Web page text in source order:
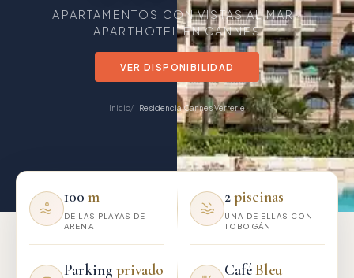
APARTAMENTOS CON VISTAS AL MAR ·
APARTHOTEL EN CANNES
VER DISPONIBILIDAD
Inicio Residencia Cannes Verrerie
100 m
DE LAS PLAYAS DE
ARENA
2piscinas
UNA DE ELLAS CON
TOBOGÁN
Parking privado CaféBleu